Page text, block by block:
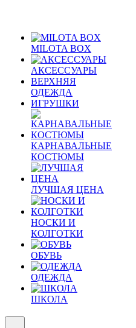
MILOTA BOX
АКСЕССУАРЫ
ВЕРХНЯЯ
ОДЕЖДА
ИГРУШКИ
КАРНАВАЛЬНЫЕ
КОСТЮМЫ
ЛУЧШАЯ ЦЕНА
НОСКИ И
КОЛГОТКИ
ОБУВЬ
ОДЕЖДА
ШКОЛА